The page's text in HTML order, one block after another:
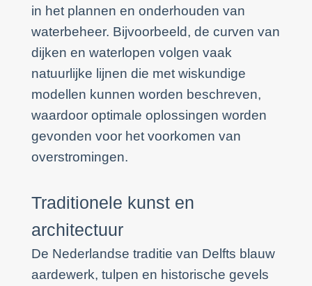
in het plannen en onderhouden van
waterbeheer. Bijvoorbeeld, de curven van
dijken en waterlopen volgen vaak
natuurlijke lijnen die met wiskundige
modellen kunnen worden beschreven,
waardoor optimale oplossingen worden
gevonden voor het voorkomen van
overstromingen.
Traditionele kunst en
architectuur
De Nederlandse traditie van Delfts blauw
aardewerk, tulpen en historische gevels